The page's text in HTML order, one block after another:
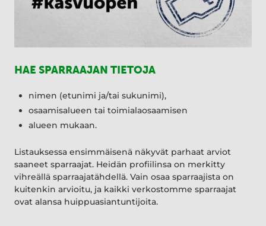
HAE SPARRAAJAN TIETOJA
nimen (etunimi ja/tai sukunimi),
osaamisalueen tai toimialaosaamisen
alueen mukaan.
Listauksessa ensimmäisenä näkyvät parhaat arviot
saaneet sparraajat. Heidän profiilinsa on merkitty
vihreällä sparraajatähdellä. Vain osaa sparraajista on
kuitenkin arvioitu, ja kaikki verkostomme sparraajat
ovat alansa huippuasiantuntijoita.